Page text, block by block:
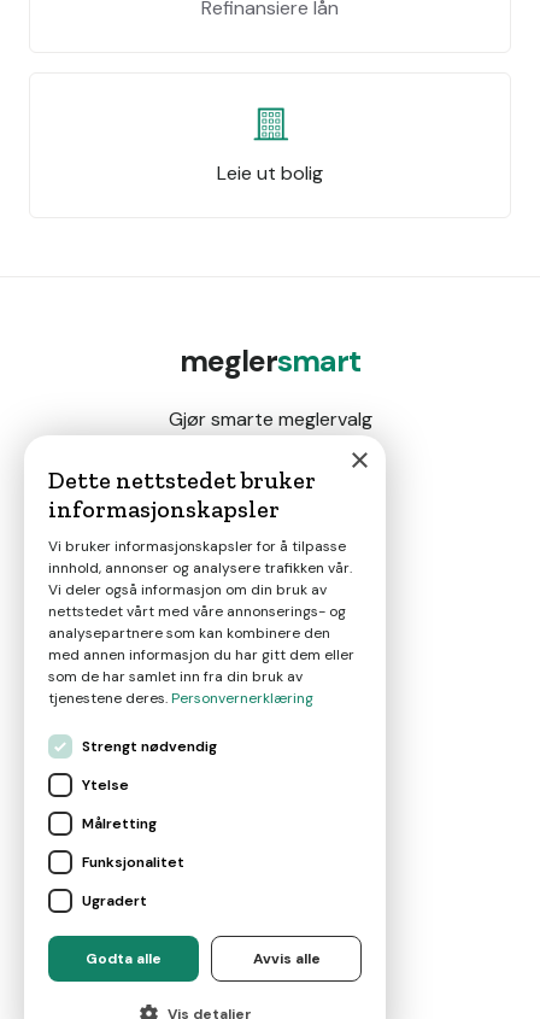
Refinansiere lån
Leie ut bolig
meglersmart
Gjør smarte meglervalg
Magasin
Nyheter
Om oss
For eiendomsmeglere
© 2026Marketplace AS
×
Dette nettstedet bruker
informasjonskapsler
Vi bruker informasjonskapsler for å tilpasse
innhold, annonser og analysere trafikken vår.
Vi deler også informasjon om din bruk av
nettstedet vårt med våre annonserings- og
analysepartnere som kan kombinere den
med annen informasjon du har gitt dem eller
som de har samlet inn fra din bruk av
tjenestene deres.Personvernerklæring
Strengt nødvendig
Ytelse
Målretting
Funksjonalitet
Ugradert
Godta alle Avvis alle
Vis detaljer